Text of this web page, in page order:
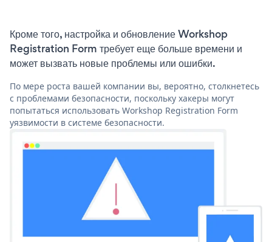
Кроме того, настройка и обновление Workshop
Registration Form требует еще больше времени и
может вызвать новые проблемы или ошибки.
По мере роста вашей компании вы, вероятно, столкнетесь
с проблемами безопасности, поскольку хакеры могут
попытаться использовать Workshop Registration Form
уязвимости в системе безопасности.